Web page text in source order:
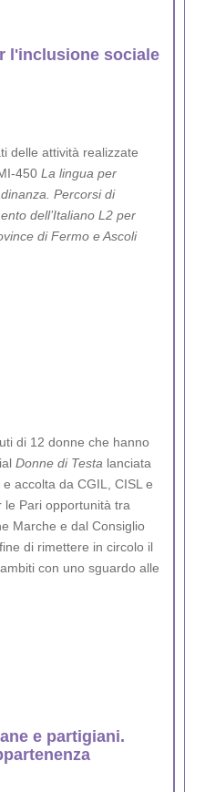
l'inclusione sociale
delle attività realizzate
450 La lingua per
Percorsi di
dell’Italiano L2 per
di Fermo e Ascoli
di 12 donne che hanno
Donne di Testa lanciata
accolta da CGIL, CISL e
le Pari opportunità tra
Marche e dal Consiglio
di rimettere in circolo il
con uno sguardo alle
e partigiani.